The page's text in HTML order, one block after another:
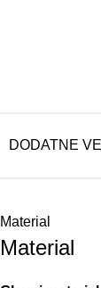
DODATNE
Material
Material